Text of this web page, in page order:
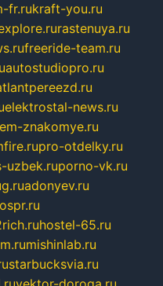
fr.rukraft-you.ru
rastenuya.ru
freeride-team.ru
autostudiopro.ru
elektrostal-news.ru
znakomye.ru
pro-otdelky.ru
uzbek.ruporno-vk.ru
adonyev.ru
hostel-65.ru
mishinlab.ru
starbucksvia.ru